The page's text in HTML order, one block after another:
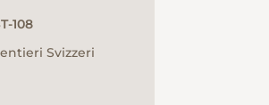
108
Svizzeri